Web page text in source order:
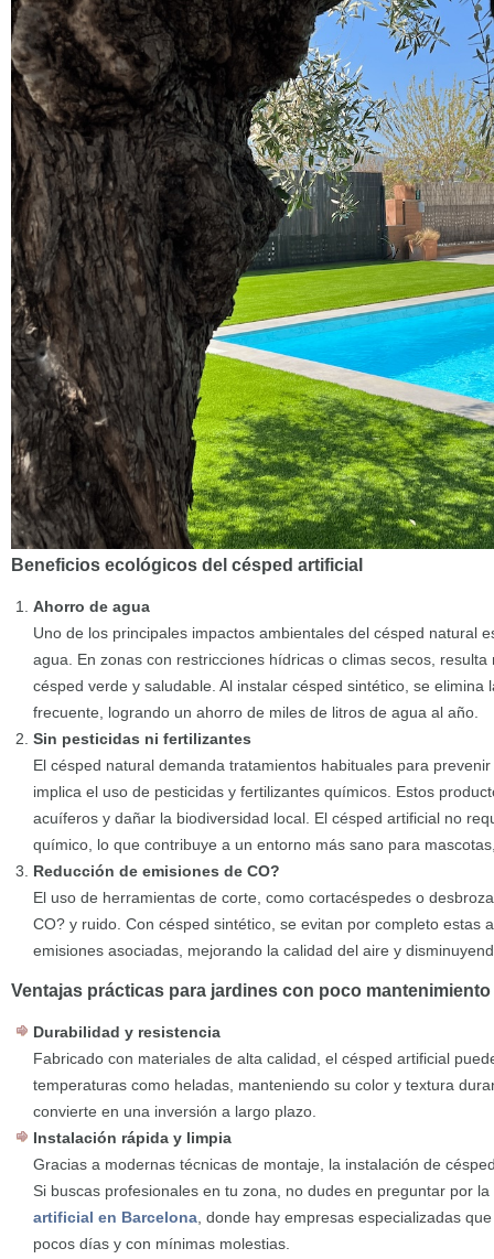
Beneficios ecológicos del césped artificial
Ahorro de agua
Uno de los principales impactos ambientales del césped natural
agua. En zonas con restricciones hídricas o climas secos,
césped verde y saludable. Al instalar césped sintético, se elimina
frecuente, logrando un ahorro de miles de litros de agua al año.
Sin pesticidas ni fertilizantes
El césped natural demanda tratamientos habituales para
implica el uso de pesticidas y fertilizantes químicos. Estos
acuíferos y dañar la biodiversidad local. El césped artificial no
químico, lo que contribuye a un entorno más sano para
Reducción de emisiones de CO?
El uso de herramientas de corte, como cortacéspedes o
CO? y ruido. Con césped sintético, se evitan por completo estas
emisiones asociadas, mejorando la calidad del aire y
Ventajas prácticas para jardines con poco mantenimiento
Durabilidad y resistencia
Fabricado con materiales de alta calidad, el césped artificial
temperaturas como heladas, manteniendo su color y textura
convierte en una inversión a largo plazo.
Instalación rápida y limpia
Gracias a modernas técnicas de montaje, la instalación de
Si buscas profesionales en tu zona, no dudes en preguntar por la
artificial en Barcelona , donde hay empresas especializadas
pocos días y con mínimas molestias.